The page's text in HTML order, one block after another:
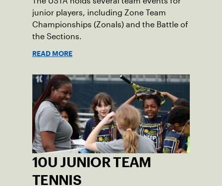
junior players, including Zone Team
Championships (Zonals) and the Battle of
the Sections.
READ MORE
10U JUNIOR TEAM
TENNIS